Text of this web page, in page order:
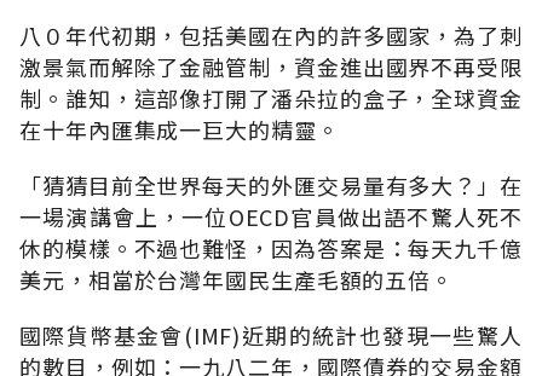
八０年代初期，包括美國在內的許多國家，為了刺
激景氣而解除了金融管制，資金進出國界不再受限
制。誰知，這部像打開了潘朵拉的盒子，全球資金
在十年內匯集成一巨大的精靈。
「猜猜目前全世界每天的外匯交易量有多大？」在
一場演講會上，一位OECD官員做出語不驚人死不
休的模樣。不過也難怪，因為答案是：每天九千億
美元，相當於台灣年國民生產毛額的五倍。
國際貨幣基金會(IMF)近期的統計也發現一些驚人
的數目，例如：一九八二年，國際債券的交易金額